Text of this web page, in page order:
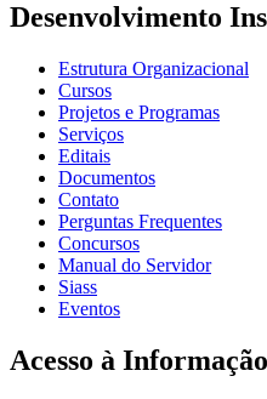
Desenvolvimento
Estrutura Organizacional
Cursos
Projetos e Programas
Serviços
Editais
Documentos
Contato
Perguntas Frequentes
Concursos
Manual do Servidor
Siass
Eventos
Acesso à Informação